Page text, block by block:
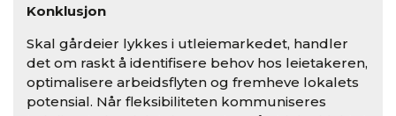
Konklusjon
Skal gårdeier lykkes i utleiemarkedet, handler
det om raskt å identifisere behov hos leietakeren,
optimalisere arbeidsflyten og fremheve lokalets
potensial. Når fleksibiliteten kommuniseres